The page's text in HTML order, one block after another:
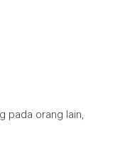
pada orang lain,